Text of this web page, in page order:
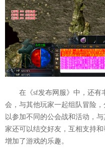
在《sf发布网服》中，还有
会，与其他玩家一起组队冒险
以参加不同的公会战和活动，
家还可以结交好友，互相支持
增加了游戏的乐趣。